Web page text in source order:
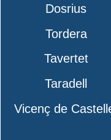
Dosrius
Tordera
Tavertet
Taradell
Vicenç de